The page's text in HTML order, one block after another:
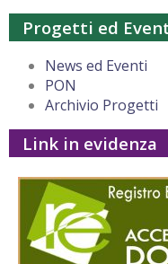
Progetti ed
News ed Eventi
PON
Archivio Progetti
Link in evidenza